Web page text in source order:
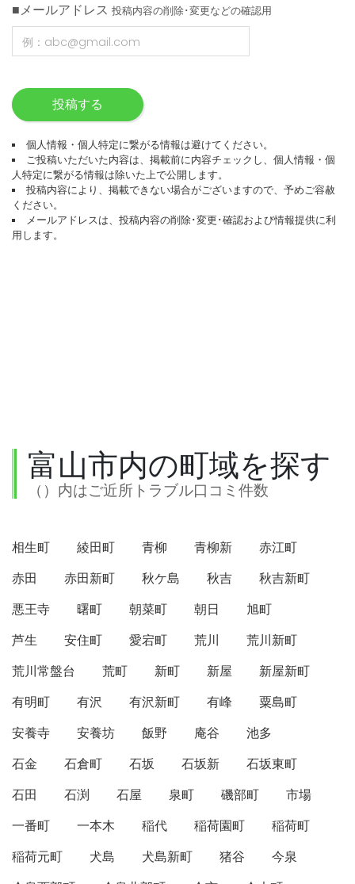
■メールアドレス 投稿内容の削除･変更などの確認用
投稿する
個人情報・個人特定に繋がる情報は避けてください。
ご投稿いただいた内容は、掲載前に内容チェックし、個人情報・個
人特定に繋がる情報は除いた上で公開します。
投稿内容により、掲載できない場合がございますので、予めご容赦
ください。
メールアドレスは、投稿内容の削除･変更･確認および情報提供に利
用します。
富山市内の町域を探す
（）内はご近所トラブル口コミ件数
相生町 綾田町 青柳 青柳新
赤江町
赤田
赤田新町 秋ケ島 秋吉
秋吉新町
悪王寺
曙町 朝菜町 朝日
旭町
芦生
安住町 愛宕町 荒川
荒川新町
荒川常盤台
荒町 新町 新屋
新屋新町
有明町
有沢 有沢新町 有峰
粟島町
安養寺
安養坊 飯野 庵谷
池多
石金
石倉町 石坂 石坂新
石坂東町
石田
石渕 石屋 泉町 磯部町
市場
一番町
一本木 稲代 稲荷園町
稲荷町
稲荷元町
犬島 犬島新町 猪谷
今泉